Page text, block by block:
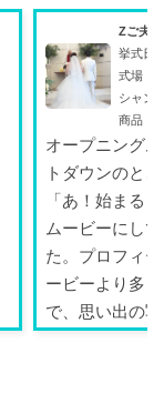
Zご夫
挙式日
式場 :
シャン
商品 :
オープニング
トダウンのと
「あ！始まる
ムービーにし
た。プロフィ
ービーより多
で、思い出の